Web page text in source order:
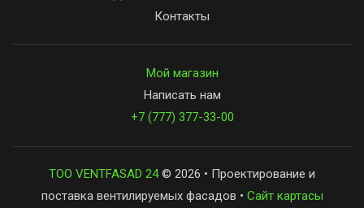
Контакты
Мой магазин
Написать нам
+7 (777) 377-33-00
ТОО VENTFASAD 24© 2026 • Проектирование и
поставка вентилируемых фасадов • Сайт картасы